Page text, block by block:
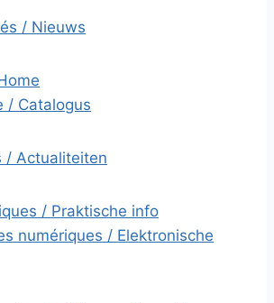
/ Nieuws
/ Catalogus
/ Actualiteiten
/ Praktische info
numériques / Elektronische